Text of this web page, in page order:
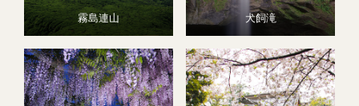
霧島連山 犬飼滝